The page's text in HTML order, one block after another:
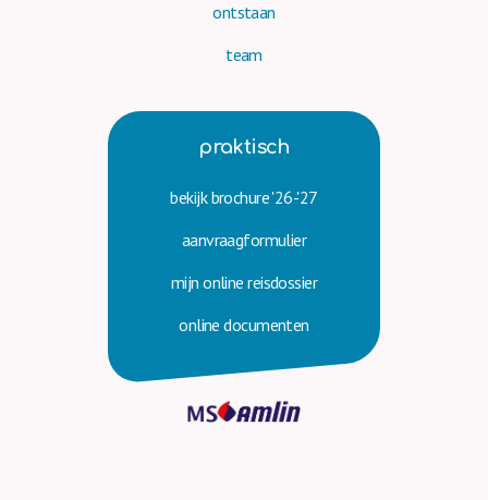
ontstaan
team
praktisch
bekijk brochure '26-'27
aanvraag­formulier
mijn online reisdossier
online documenten